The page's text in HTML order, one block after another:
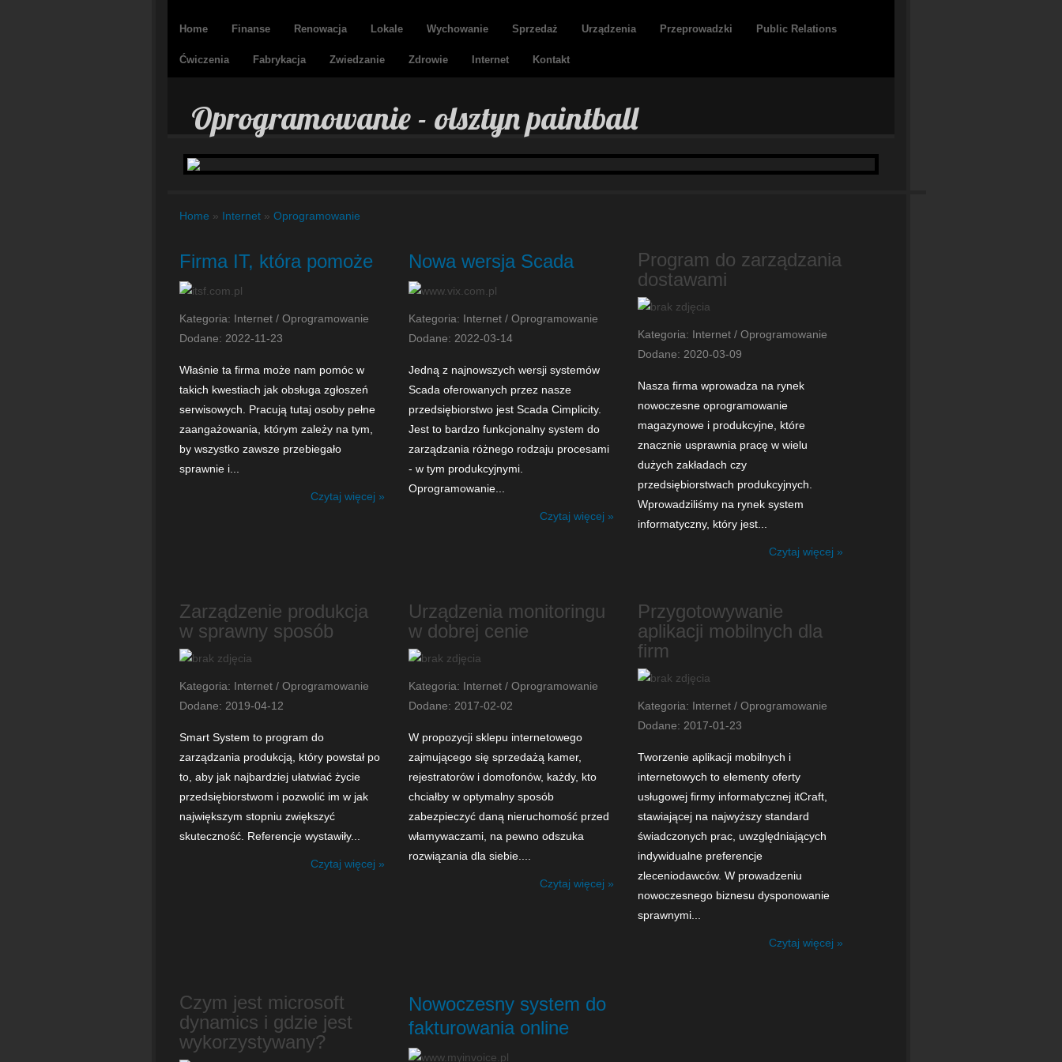
Home Finanse Renowacja Lokale Wychowanie Sprzedaż Urządzenia Przeprowadzki Public Relations
Ćwiczenia Fabrykacja Zwiedzanie Zdrowie Internet Kontakt
Oprogramowanie - olsztyn paintball
Home » Internet » Oprogramowanie
Firma IT, która pomoże
Kategoria: Internet / Oprogramowanie
Dodane: 2022-11-23
Właśnie ta firma może nam pomóc w
takich kwestiach jak obsługa zgłoszeń
serwisowych. Pracują tutaj osoby pełne
zaangażowania, którym zależy na tym,
by wszystko zawsze przebiegało
sprawnie i...
Czytaj więcej »
Nowa wersja Scada
Kategoria: Internet / Oprogramowanie
Dodane: 2022-03-14
Jedną z najnowszych wersji systemów
Scada oferowanych przez nasze
przedsiębiorstwo jest Scada Cimplicity.
Jest to bardzo funkcjonalny system do
zarządzania różnego rodzaju procesami
- w tym produkcyjnymi.
Oprogramowanie...
Czytaj więcej »
Program do zarządzania
dostawami
Kategoria: Internet / Oprogramowanie
Dodane: 2020-03-09
Nasza firma wprowadza na rynek
nowoczesne oprogramowanie
magazynowe i produkcyjne, które
znacznie usprawnia pracę w wielu
dużych zakładach czy
przedsiębiorstwach produkcyjnych.
Wprowadziliśmy na rynek system
informatyczny, który jest...
Czytaj więcej »
Zarządzenie produkcja
w sprawny sposób
Kategoria: Internet / Oprogramowanie
Dodane: 2019-04-12
Smart System to program do
zarządzania produkcją, który powstał po
to, aby jak najbardziej ułatwiać życie
przedsiębiorstwom i pozwolić im w jak
największym stopniu zwiększyć
skuteczność. Referencje wystawiły...
Czytaj więcej »
Urządzenia monitoringu
w dobrej cenie
Kategoria: Internet / Oprogramowanie
Dodane: 2017-02-02
W propozycji sklepu internetowego
zajmującego się sprzedażą kamer,
rejestratorów i domofonów, każdy, kto
chciałby w optymalny sposób
zabezpieczyć daną nieruchomość przed
włamywaczami, na pewno odszuka
rozwiązania dla siebie....
Czytaj więcej »
Przygotowywanie
aplikacji mobilnych dla
firm
Kategoria: Internet / Oprogramowanie
Dodane: 2017-01-23
Tworzenie aplikacji mobilnych i
internetowych to elementy oferty
usługowej firmy informatycznej itCraft,
stawiającej na najwyższy standard
świadczonych prac, uwzględniających
indywidualne preferencje
zleceniodawców. W prowadzeniu
nowoczesnego biznesu dysponowanie
sprawnymi...
Czytaj więcej »
Czym jest microsoft
dynamics i gdzie jest
wykorzystywany?
Nowoczesny system do
fakturowania online